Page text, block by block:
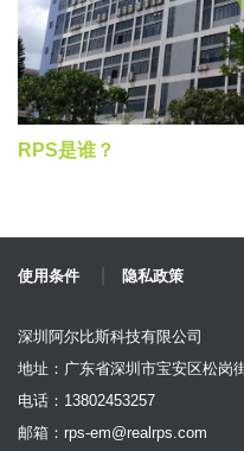
RPS是谁？
使用条件 隐私政策
深圳阿尔比斯科技有限公司
地址：广东省深圳市宝安区松岗
电话：13802453257
邮箱： rps-em@realrps.com